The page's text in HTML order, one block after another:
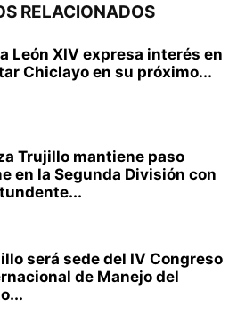
RELACIONADOS
León XIV expresa interés en
Chiclayo en su próximo...
Trujillo mantiene paso
en la Segunda División con
será sede del IV Congreso
de Manejo del